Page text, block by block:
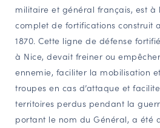
NAVIGATION FILTRÉE «
PORTAIL CULTURE
Comité d'Histoire Régionale
Service Inventaire et Patrimoines de
militaire et général français, est à
complet de fortifications construit
1870. Cette ligne de défense
à Nice, devait freiner ou
ennemie, faciliter la mobilisation
troupes en cas d’attaque et
territoires perdus pendant la
portant le nom du Général, a été